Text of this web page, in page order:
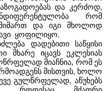
და კერძოდ,
რომ
მიმართ და იგი მხოლოდ
ყოფილიყო.
დადებითი საწყისი
მხარე იცავს ეკლესიას
მიაჩნია, რომ ეს
მისთვის, ხოლო
გულწრფელად, აწუხებს